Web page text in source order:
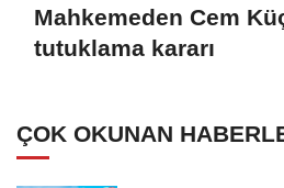
Mahkemeden Cem
tutuklama kararı
ÇOK OKUNAN